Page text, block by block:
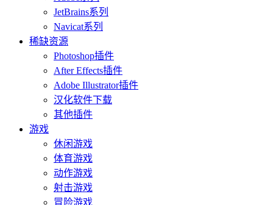
JetBrains系列
Navicat系列
稀缺资源
Photoshop插件
After Effects插件
Adobe Illustrator插件
汉化软件下载
其他插件
游戏
休闲游戏
体育游戏
动作游戏
射击游戏
冒险游戏